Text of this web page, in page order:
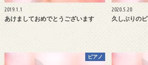
2019.1.1
あけましておめでとうございます
2020.5.20
久しぶりの
ピアノ